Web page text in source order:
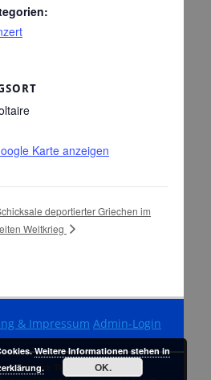
Karte anzeigen
deportierter Griechen im
Weltkrieg
& Impressum Admin-Login
Voltaire Tübingen
. Alle Rechte
Weitere Informationen stehen in
OK.